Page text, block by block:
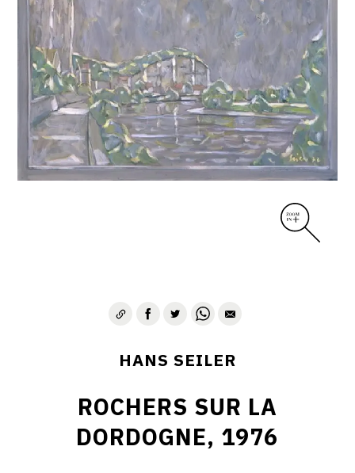
VOL. 1 : LES PEINTURES
VOL. 2 : LES GOUACHES
VOL. 3 : CRAYONS DE COULEUR ET FUSAINS
CONTACT
HANS SEILER
ROCHERS SUR LA
DORDOGNE, 1976